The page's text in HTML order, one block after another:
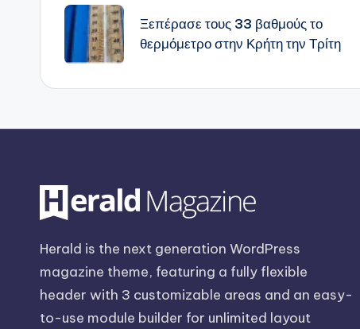
δημοσιεύσεων
Ξεπέρασε τους 33 βαθμούς το
θερμόμετρο στην Κρήτη την Τρίτη
Herald is the next generation WordPress
magazine theme, featuring a fully flexible
header with 3 customizable areas and an easy-
to-use module builder for unlimited layout